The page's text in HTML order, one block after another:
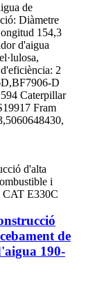
de
Diàmetre
154,3
d'aigua
2
D
Caterpillar
Fram
de
190-